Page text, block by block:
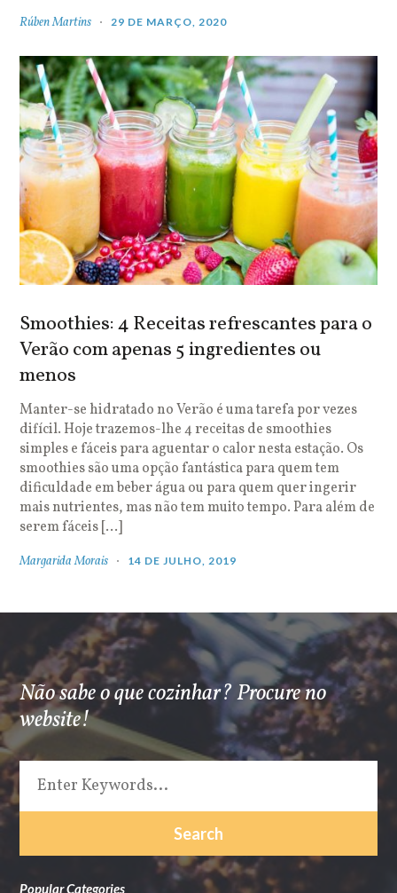
Rúben Martins 29 DE MARÇO, 2020
Smoothies: 4 Receitas refrescantes para o
Verão com apenas 5 ingredientes ou
menos
Manter-se hidratado no Verão é uma tarefa por vezes
difícil. Hoje trazemos-lhe 4 receitas de smoothies
simples e fáceis para aguentar o calor nesta estação. Os
smoothies são uma opção fantástica para quem tem
dificuldade em beber água ou para quem quer ingerir
mais nutrientes, mas não tem muito tempo. Para além de
serem fáceis […]
Margarida Morais 14 DE JULHO, 2019
Não sabe o que cozinhar? Procure no
website!
Popular Categories